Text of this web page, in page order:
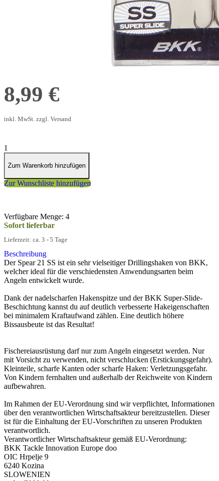
SS Superslide Größe
8,99 €
inkl. MwSt. zzgl. Versand
1
Zum Warenkorb hinzufügen
Zur Wunschliste hinzufügen
Verfügbare Menge: 4
Sofort lieferbar
Lieferzeit: ca. 3 - 5 Tage
Beschreibung
Der Spear 21 SS ist ein sehr vielseitiger Drillingshaken von BKK,
welcher ideal für die verschiedensten Anwendungsarten beim
Angeln entwickelt wurde.
Dank der nadelscharfen Hakenspitze und der BKK Super-Slide-
Beschichtung kannst du auf deutlich verbesserte Hakeigenschaften
bei minimalem Kraftaufwand zählen. Eine deutlich höhere
Bissausbeute ist das Resultat!
Fischereiausrüstung darf nur zum Angeln eingesetzt werden. Nur
mit Vorsicht zu verwenden, nicht verschlucken (Erstickungsgefahr).
Kleinteile, scharfe Kanten oder scharfe Haken: Verletzungsgefahr.
Von Kindern fernhalten und außerhalb der Reichweite von Kindern
aufbewahren.
Im Rahmen der EU-Verordnung sind wir verpflichtet, Informationen
über den verantwortlichen Wirtschaftsakteur bereitzustellen. Dieser
ist für die Einhaltung der EU-Vorschriften zu unseren Produkten
verantwortlich.
Verantwortlicher Wirtschaftsakteur gemäß EU-Verordnung:
BKK Tackle Innovation Europe doo
OIC Hrpelje 9
6240 Kozina
SLOWENIEN